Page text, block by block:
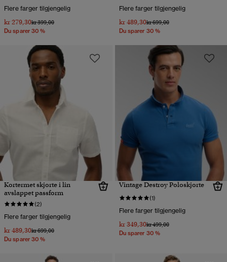
Flere farger tilgjengelig
kr 279,30Pris nedsatt fra
kr 399,00til
Du sparer 30 %
Flere farger tilgjengelig
kr 489,30Pris nedsatt fra
kr 699,00til
Du sparer 30 %
Kortermet skjorte i lin
avslappet passform
(2)
Flere farger tilgjengelig
kr 489,30Pris nedsatt fra
kr 699,00til
Du sparer 30 %
Vintage Destroy Poloskjorte
(1)
Flere farger tilgjengelig
kr 349,30Pris nedsatt fra
kr 499,00til
Du sparer 30 %